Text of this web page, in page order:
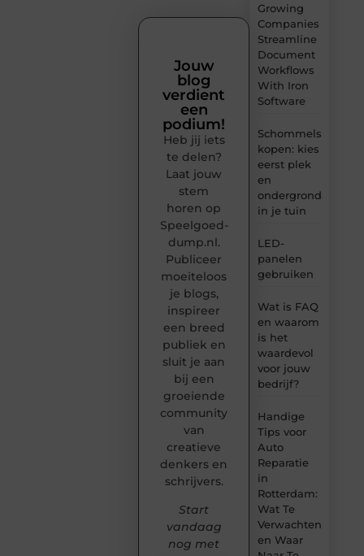
Growing
Companies
Streamline
Document
Workflows
With Iron
Software
Schommels
kopen: kies
eerst plek
en
ondergrond
in je tuin
LED-
panelen
gebruiken
Wat is FAQ
en waarom
is het
waardevol
voor jouw
bedrijf?
Handige
Tips voor
Auto
Reparatie
in
Rotterdam:
Wat Te
Verwachten
en Waar
Jouw
blog
verdient
een
podium!
Heb jij iets
te delen?
Laat jouw
stem
horen op
Speelgoed-
dump.nl.
Publiceer
moeiteloos
je blogs,
inspireer
een breed
publiek en
sluit je aan
bij een
groeiende
community
van
creatieve
denkers en
schrijvers.
Start
vandaag
nog met